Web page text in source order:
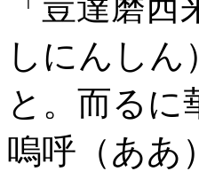
しにんし
と。而るに
嗚呼（ああ